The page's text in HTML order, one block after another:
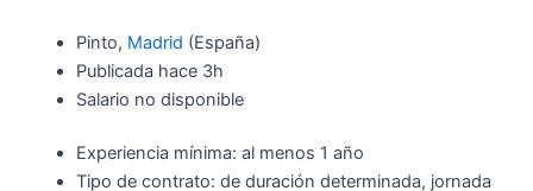
Pinto, Madrid (España)
Publicada hace 3h
Salario no disponible
Experiencia mínima: al menos 1 año
Tipo de contrato: de duración determinada, jornada